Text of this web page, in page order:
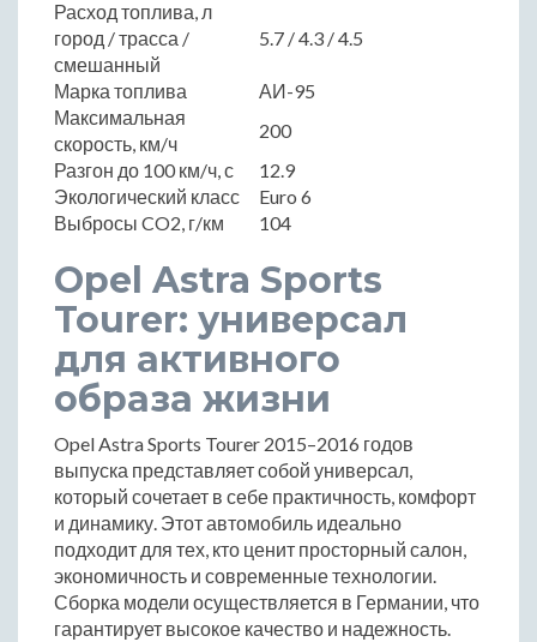
Расход топлива, л
город / трасса /
смешанный
5.7 / 4.3 / 4.5
Марка топлива
АИ-95
Максимальная
скорость, км/ч
200
Разгон до 100 км/ч, с
12.9
Экологический класс
Euro 6
Выбросы CO2, г/км
104
Opel Astra Sports
Tourer: универсал
для активного
образа жизни
Opel Astra Sports Tourer 2015–2016 годов
выпуска представляет собой универсал,
который сочетает в себе практичность, комфорт
и динамику. Этот автомобиль идеально
подходит для тех, кто ценит просторный салон,
экономичность и современные технологии.
Сборка модели осуществляется в Германии, что
гарантирует высокое качество и надежность.